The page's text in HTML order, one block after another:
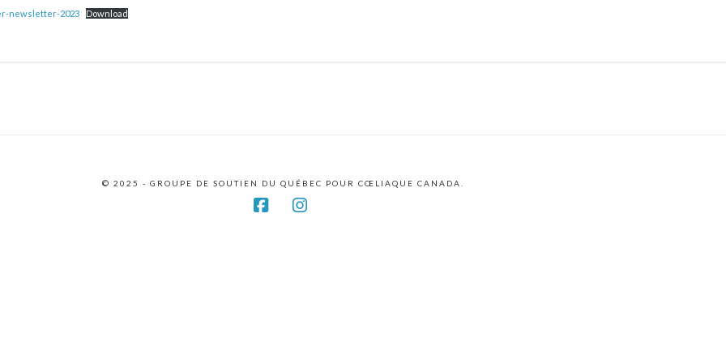
newsletter-2023 Download
© 2025 - GROUPE DE SOUTIEN DU QUÉBEC POUR CŒLIAQUE CANADA.